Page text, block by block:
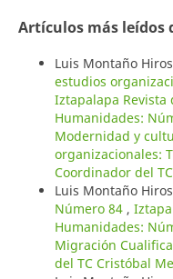
Artículos más
Luis Montaño
estudios
Iztapalapa Revista
Humanidades:
Modernidad y
organizacionales:
Coordinador del
Luis Montaño
Número 84 ,
Humanidades:
Migración
del TC Cristóbal